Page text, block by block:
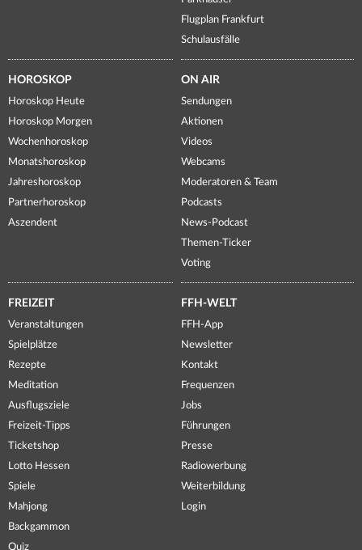
Flugplan Frankfurt
Schulausfälle
HOROSKOP
Horoskop Heute
Horoskop Morgen
Wochenhoroskop
Monatshoroskop
Jahreshoroskop
Partnerhoroskop
Aszendent
ON AIR
Sendungen
Aktionen
Videos
Webcams
Moderatoren & Team
Podcasts
News-Podcast
Themen-Ticker
Voting
FREIZEIT
Veranstaltungen
Spielplätze
Rezepte
Meditation
Ausflugsziele
Freizeit-Tipps
Ticketshop
Lotto Hessen
Spiele
Mahjong
Backgammon
Quiz
FFH-WELT
FFH-App
Newsletter
Kontakt
Frequenzen
Jobs
Führungen
Presse
Radiowerbung
Weiterbildung
Login